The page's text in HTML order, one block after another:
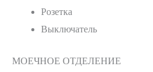
Розетка
Выключатель
МОЕЧНОЕ ОТДЕЛЕНИЕ